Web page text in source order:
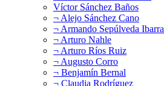
Víctor Sánchez Baños
¬ Alejo Sánchez Cano
¬ Armando Sepúlveda Ibarra
¬ Arturo Nahle
¬ Arturo Ríos Ruiz
¬ Augusto Corro
¬ Benjamín Bernal
¬ Claudia Rodríguez